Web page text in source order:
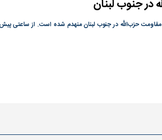
در جنوب لبنان
حزب‌الله در جنوب لبنان منهدم شده است. از ساعتی